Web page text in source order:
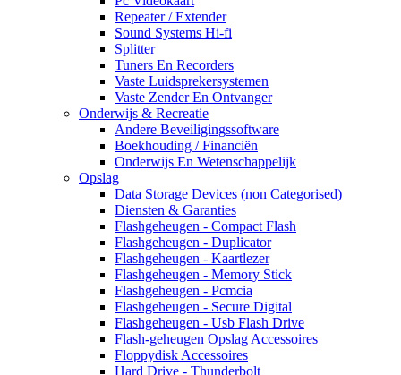
Repeater / Extender
Sound Systems Hi-fi
Splitter
Tuners En Recorders
Vaste Luidsprekersystemen
Vaste Zender En Ontvanger
Onderwijs & Recreatie
Andere Beveiligingssoftware
Boekhouding / Financiën
Onderwijs En Wetenschappelijk
Opslag
Data Storage Devices (non Categorised)
Diensten & Garanties
Flashgeheugen - Compact Flash
Flashgeheugen - Duplicator
Flashgeheugen - Kaartlezer
Flashgeheugen - Memory Stick
Flashgeheugen - Pcmcia
Flashgeheugen - Secure Digital
Flashgeheugen - Usb Flash Drive
Flash-geheugen Opslag Accessoires
Floppydisk Accessoires
Hard Drive - Thunderbolt